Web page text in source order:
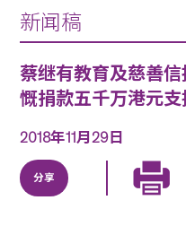
新闻稿
蔡继有教育及慈善
慨捐款五千万港元
2018年11月29日
分享